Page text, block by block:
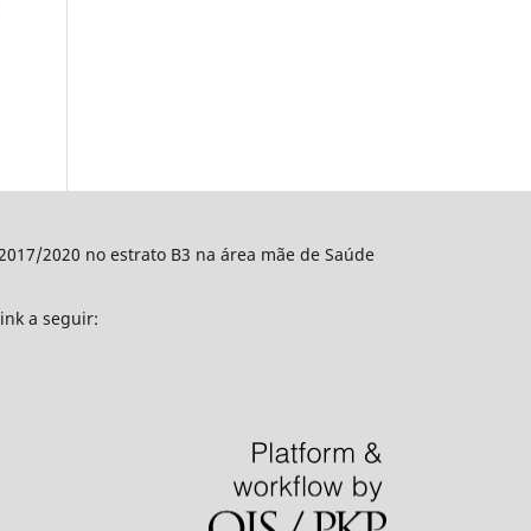
2020 no estrato B3 na área mãe de Saúde
a seguir: